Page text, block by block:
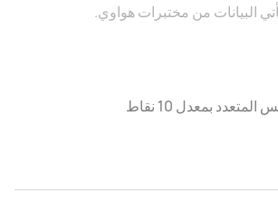
البيانات من مختبرات هواوي.
بمعدل 10 نقاط